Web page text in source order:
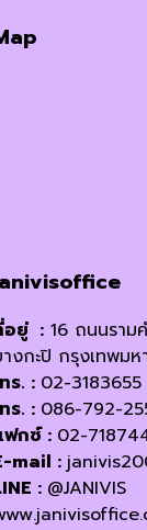
อยู่ : 16 ถนนราม
งกะปิ กรุงเทพม
ร. : 02-
ร. : 086-792-
กซ์ : 02-
mail :
: @JANIVIS